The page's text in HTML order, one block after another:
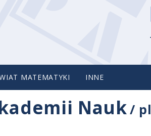
MATEMATYKI INNE
Nauk/ pl